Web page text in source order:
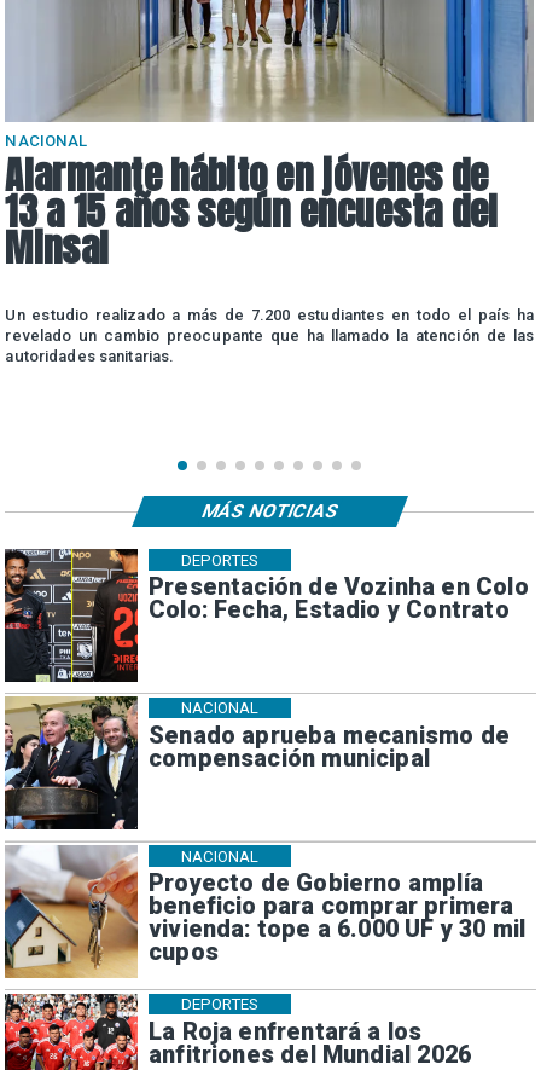
NACIONAL
Alarmante hábito en jóvenes de
13 a 15 años según encuesta del
Minsal
Un estudio realizado a más de 7.200 estudiantes en todo el país ha
revelado un cambio preocupante que ha llamado la atención de las
autoridades sanitarias.
Presentación de Vozinha en Colo
Colo: Fecha, Estadio y Contrato
DEPORTES
Senado aprueba mecanismo de
compensación municipal
NACIONAL
Proyecto de Gobierno amplía
beneficio para comprar primera
vivienda: tope a 6.000 UF y 30 mil
cupos
NACIONAL
La Roja enfrentará a los
anfitriones del Mundial 2026
DEPORTES
MÁS NOTICIAS